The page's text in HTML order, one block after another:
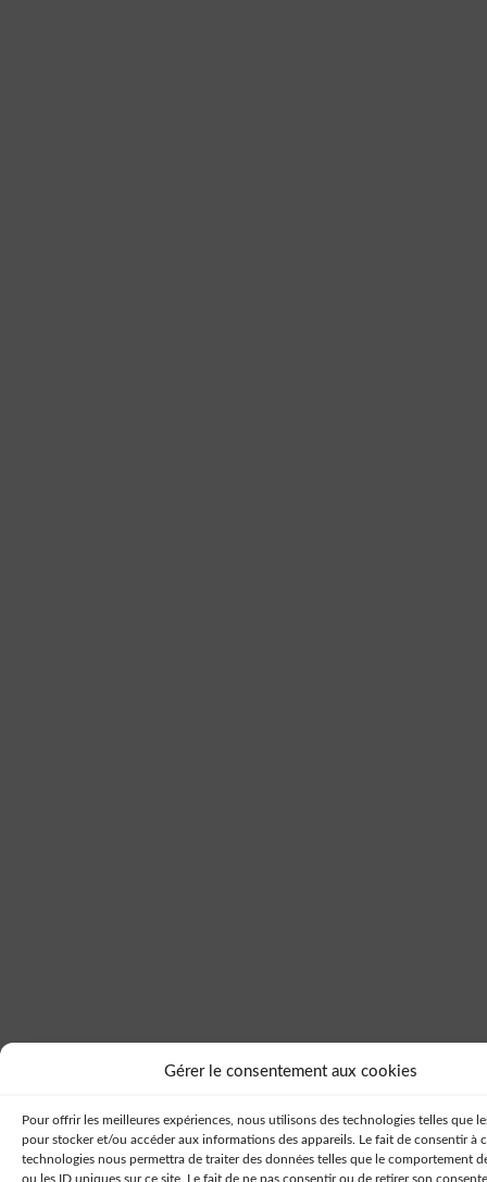
Gérer le consentement aux cookies
Pour offrir les meilleures expériences, nous utilisons des technologies telles que
pour stocker et/ou accéder aux informations des appareils. Le fait de consentir à
technologies nous permettra de traiter des données telles que le comportement
ou les ID uniques sur ce site. Le fait de ne pas consentir ou de retirer son